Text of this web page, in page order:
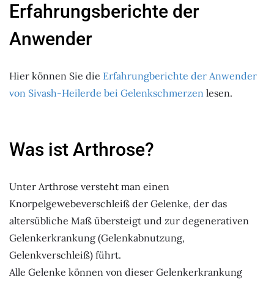
Erfahrungsberichte der
Anwender
Hier können Sie die Erfahrungberichte der Anwender
von Sivash-Heilerde bei Gelenkschmerzen lesen.
Was ist Arthrose?
Unter Arthrose versteht man einen
Knorpelgewebeverschleiß der Gelenke, der das
altersübliche Maß übersteigt und zur degenerativen
Gelenkerkrankung (Gelenkabnutzung,
Gelenkverschleiß) führt.
Alle Gelenke können von dieser Gelenkerkrankung